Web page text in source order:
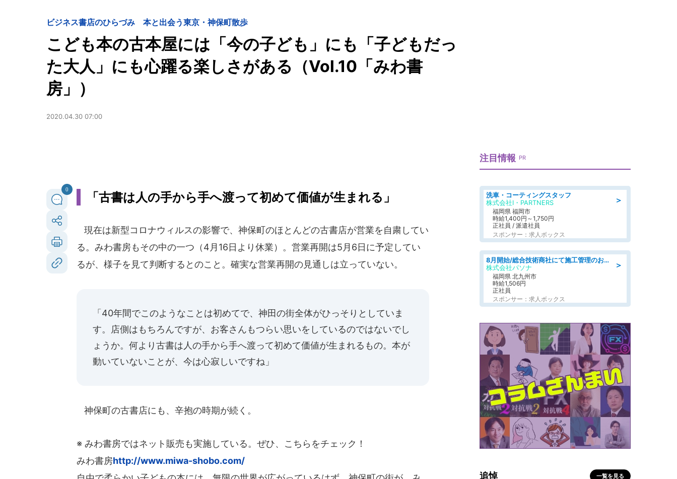
ビジネス書店のひらづみ 本と出会う東京・神保町散歩
こども本の古本屋には「今の子ども」にも「子どもだっ
た大人」にも心躍る楽しさがある（Vol.10「みわ書
房」）
2020.04.30 07:00
0
「古書は人の手から手へ渡って初めて価値が生まれる」
現在は新型コロナウィルスの影響で、神保町のほとんどの古書店が営業を自粛してい
る。みわ書房もその中の一つ（4月16日より休業）。営業再開は5月6日に予定してい
るが、様子を見て判断するとのこと。確実な営業再開の見通しは立っていない。
「40年間でこのようなことは初めてで、神田の街全体がひっそりとしていま
す。店側はもちろんですが、お客さんもつらい思いをしているのではないでし
ょうか。何より古書は人の手から手へ渡って初めて価値が生まれるもの。本が
動いていないことが、今は心寂しいですね」
神保町の古書店にも、辛抱の時期が続く。
※ みわ書房ではネット販売も実施している。ぜひ、こちらをチェック！
みわ書房http://www.miwa-shobo.com/
注目情報 PR
＞
洗車・コーティングスタッフ
株式会社I・PARTNERS
福岡県 福岡市
時給1,400円～1,750円
正社員 / 派遣社員
スポンサー：求人ボックス
＞
8月開始/総合技術商社にて施工管理のお仕事/即日勤務可/車通勤可/工事・土木施工管理/生産・品質管理
株式会社パソナ
福岡県 北九州市
時給1,506円
正社員
スポンサー：求人ボックス
追悼 一覧を見る